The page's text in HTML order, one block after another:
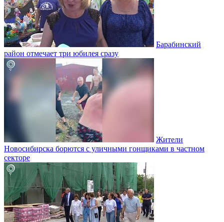
Барабинский
район отмечает три юбилея сразу
Жители
Новосибирска борются с уличными гонщиками в частном
секторе